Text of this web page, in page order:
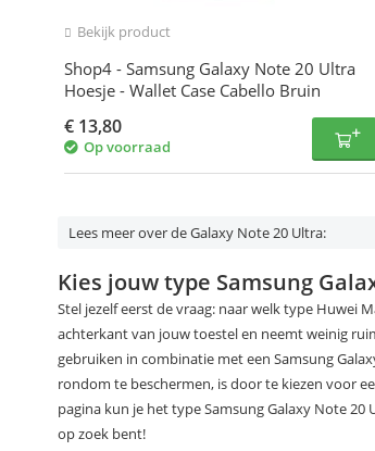
Bekijk product
Shop4 - Samsung Galaxy Note 20 Ultra
Hoesje - Wallet Case Cabello Bruin
€ 13,80
Op voorraad
Lees meer over de Galaxy Note 20 Ultra:
Kies jouw type Samsung
Stel jezelf eerst de vraag: naar welk type Huwei
achterkant van jouw toestel en neemt weinig
gebruiken in combinatie met een Samsung
rondom te beschermen, is door te kiezen voor
pagina kun je het type Samsung Galaxy Note
op zoek bent!